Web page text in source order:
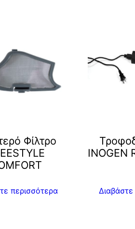
Φίλτρο
περισσότερα
INOGEN